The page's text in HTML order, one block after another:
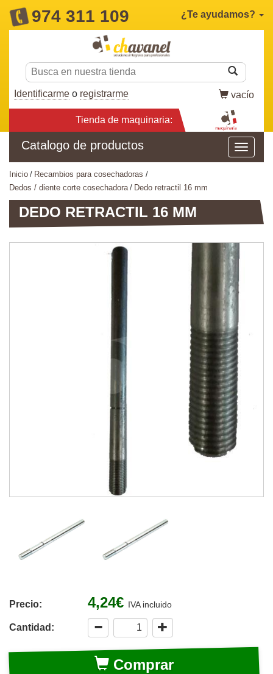
974 311 109 ¿Te ayudamos?
Identificarme o registrarme vacío
Tienda de maquinaria:
Catalogo de productos
inicio
recambios para cosechadoras
dedos / diente corte cosechadora
dedo retractil 16 mm
DEDO RETRACTIL 16 MM
Precio: 4,24€ IVA incluido
Cantidad:
Comprar